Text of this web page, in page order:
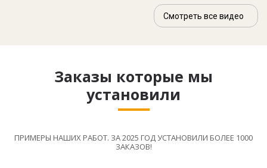
Смотреть все видео
Заказы которые мы
установили
ПРИМЕРЫ НАШИХ РАБОТ. ЗА 2025 ГОД УСТАНОВИЛИ БОЛЕЕ 1000
ЗАКАЗОВ!